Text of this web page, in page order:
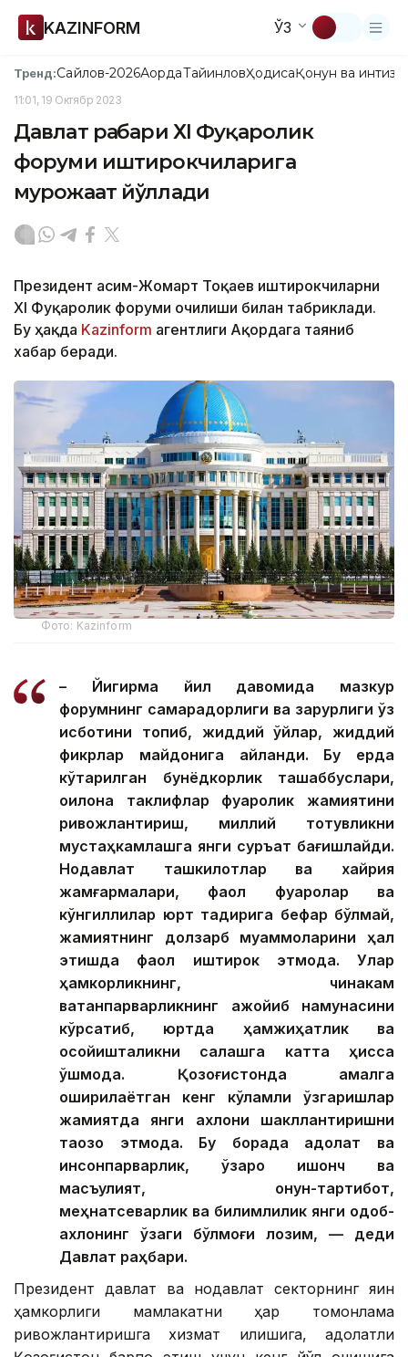
KAZINFORM ЎЗ
Тренд:Сайлов-2026АқордаТайинловҲодисаҚонун ва
11:01, 19 Октябр 2023
Давлат раҳбари ХI Фуқаролик
форуми иштирокчиларига
мурожаат йўллади
Президент Қасим-Жомарт Тоқаев иштирокчиларни
ХI Фуқаролик форуми очилиши билан табриклади.
Бу ҳақда Kazinform агентлиги Ақордага таяниб
хабар беради.
Фото: Kazinform
– Йигирма йил давомида мазкур
форумнинг самарадорлиги ва зарурлиги ўз
исботини топиб, жиддий ўйлар, жиддий
фикрлар майдонига айланди. Бу ерда
кўтарилган бунёдкорлик ташаббуслари,
оқилона таклифлар фуқаролик жамиятини
ривожлантириш, миллий тотувликни
мустаҳкамлашга янги суръат бағишлайди.
Нодавлат ташкилотлар ва хайрия
жамғармалари, фаол фуқаролар ва
кўнгиллилар юрт тақдирига бефарқ бўлмай,
жамиятнинг долзарб муаммоларини ҳал
этишда фаол иштирок этмоқда. Улар
ҳамкорликнинг, чинакам
ватанпарварликнинг ажойиб намунасини
кўрсатиб, юртда ҳамжиҳатлик ва
осойишталикни сақлашга катта ҳисса
қўшмоқда. Қозоғистонда амалга
оширилаётган кенг кўламли ўзгаришлар
жамиятда янги ахлоқни шакллантиришни
тақозо этмоқда. Бу борада адолат ва
инсонпарварлик, ўзаро ишонч ва
масъулият, қонун-тартибот,
меҳнатсеварлик ва билимлилик янги одоб-
ахлоқнинг ўзаги бўлмоғи лозим, — деди
Давлат раҳбари.
Президент давлат ва нодавлат секторнинг яқин
ҳамкорлиги мамлакатни ҳар томонлама
ривожлантиришга хизмат қилишига, адолатли